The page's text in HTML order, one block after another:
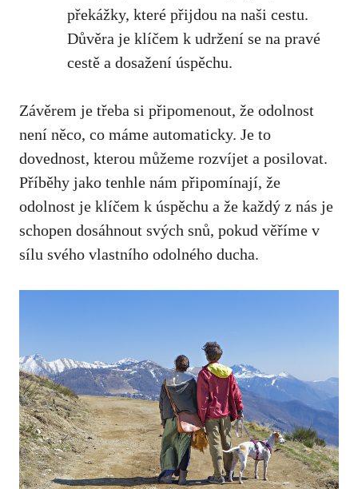
překážky, které přijdou na naši cestu.
Důvěra je klíčem k udržení se na pravé
cestě a dosažení úspěchu.
Závěrem je třeba si připomenout, že odolnost
není něco, co máme automaticky. Je to
dovednost, kterou můžeme rozvíjet a posilovat.
Příběhy jako tenhle nám připomínají, že
odolnost je klíčem k úspěchu a že každý z nás je
schopen dosáhnout svých ‌snů, pokud⁤ věříme v
sílu⁣ svého vlastního odolného ducha.